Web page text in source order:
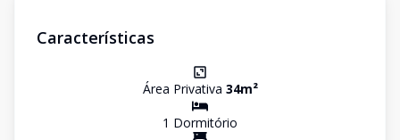
Características
Área Privativa 34m²
1 Dormitório